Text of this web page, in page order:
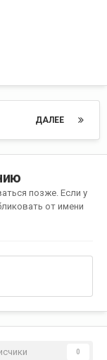
ДАЛЕЕ
позже. Если у
от имени
0